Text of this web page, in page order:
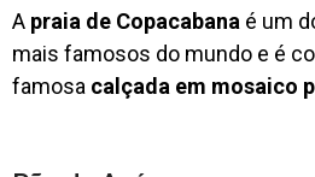
A praia de Copacabana é um
mais famosos do mundo e é
famosa calçada em mosaico